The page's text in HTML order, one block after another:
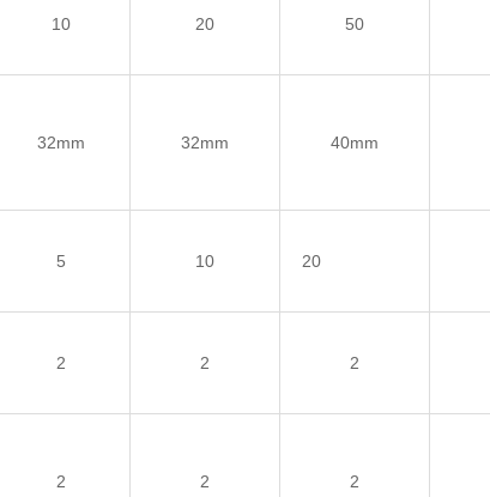
10 20 50
32mm 32mm 40mm
5 10 20
2 2 2
2 2 2